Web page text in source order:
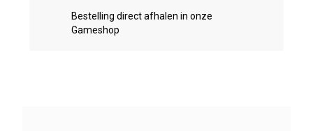
Bestelling direct afhalen in onze
Gameshop